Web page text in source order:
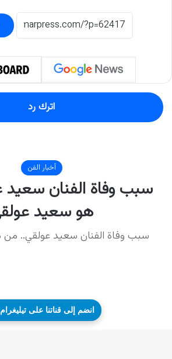
اترك رد
انضم إلى قناتنا على تيليغرام